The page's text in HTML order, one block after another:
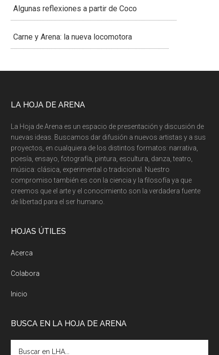
Algunas reflexiones a partir de Coco
Carne y Arena: la nueva locomotora
LA HOJA DE ARENA
La Hoja de Arena es un espacio de presentación y discusión de
nuevas ideas. Buscamos dar difusión a nuevos artistas y a sus
proyectos, en cualquiera de los distintos formatos: narrativa,
poesía, ensayo, fotografía, pintura, escultura, danza, teatro,
música: clásica, experimental o tradicional. Nuestro
compromiso también es con la ciencia y la filosofía ya que
creemos que el arte y el conocimiento son la verdadera fuente
de libertad para el ser humano.
HOJAS ÚTILES
Acerca
Colabora
Inicio
BUSCA EN LA HOJA DE ARENA